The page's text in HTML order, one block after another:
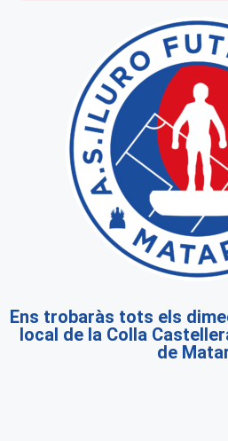
Ens trobaràs tots els
local de la Colla
de